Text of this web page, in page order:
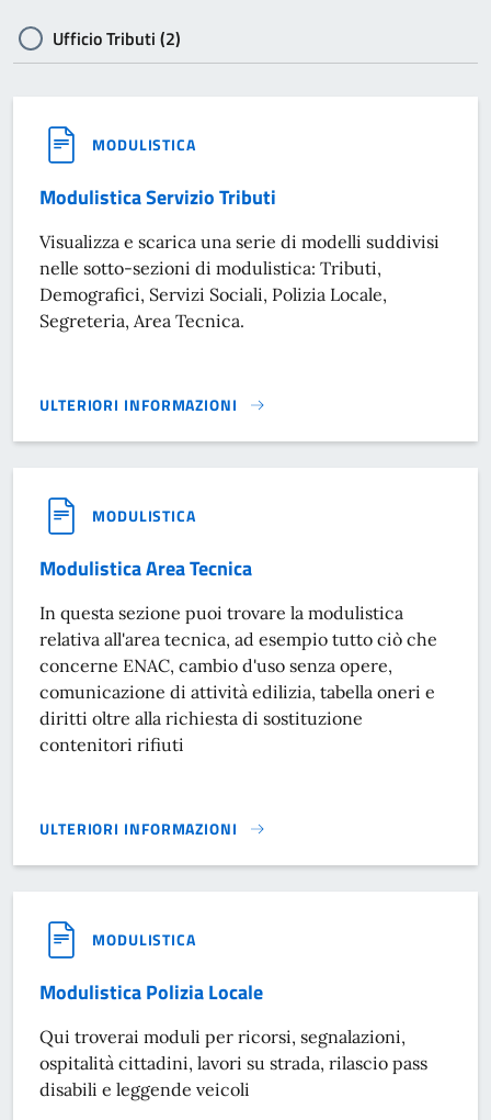
Ufficio Tributi (2)
MODULISTICA
Modulistica Servizio Tributi
Visualizza e scarica una serie di modelli suddivisi
nelle sotto-sezioni di modulistica: Tributi,
Demografici, Servizi Sociali, Polizia Locale,
Segreteria, Area Tecnica.
ULTERIORI INFORMAZIONI
MODULISTICA SERVIZIO TRIBUTI}
MODULISTICA
Modulistica Area Tecnica
In questa sezione puoi trovare la modulistica
relativa all'area tecnica, ad esempio tutto ciò che
concerne ENAC, cambio d'uso senza opere,
comunicazione di attività edilizia, tabella oneri e
diritti oltre alla richiesta di sostituzione
contenitori rifiuti
ULTERIORI INFORMAZIONI
MODULISTICA AREA TECNICA}
MODULISTICA
Modulistica Polizia Locale
Qui troverai moduli per ricorsi, segnalazioni,
ospitalità cittadini, lavori su strada, rilascio pass
disabili e leggende veicoli